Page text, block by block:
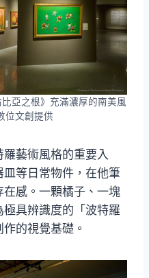
亞之根》充滿濃厚的南美風
位文創提供
藝術風格的重要入
皿等日常物件，在他筆
感。一顆橘子、一塊
具辨識度的「波特羅
的視覺基礎。